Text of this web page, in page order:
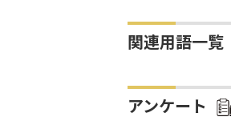
関連用語一覧
アンケート